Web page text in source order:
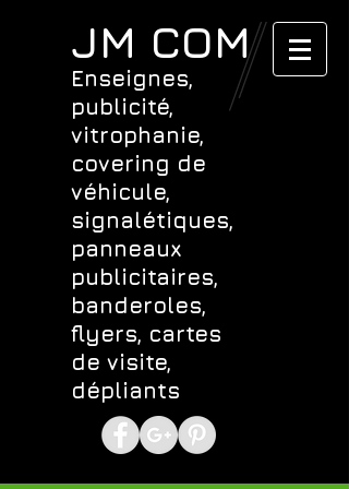
JM COM
Enseignes,
publicité,
vitrophanie,
covering de
véhicule,
signalétiques,
panneaux
publicitaires,
banderoles,
flyers, cartes
de visite,
dépliants